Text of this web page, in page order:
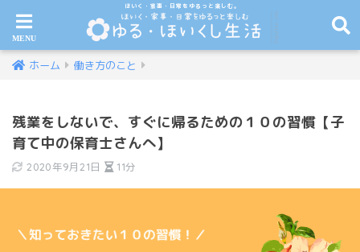
ほいく・家事・日常をゆるっと楽しむ。
ホーム 働き方のこと
残業をしないで、すぐに帰るための１０の習慣【子
育て中の保育士さんへ】
2020年9月21日 11分